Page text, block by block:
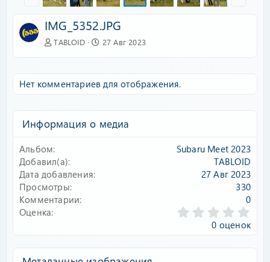
IMG_5352.JPG
TABLOID 27 Авг 2023
Нет комментариев для отображения.
Информация о медиа
Альбом
Subaru Meet 2023
Добавил(а)
TABLOID
Дата добавления
27 Авг 2023
Просмотры
330
Комментарии
0
Оценка
.
0
0 оценок